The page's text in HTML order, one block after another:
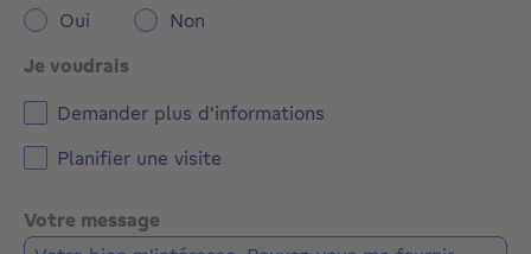
Oui
Non
Je voudrais
Demander plus d'informations
Planifier une visite
Votre message